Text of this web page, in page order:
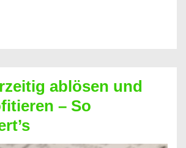
ablösen und
– So